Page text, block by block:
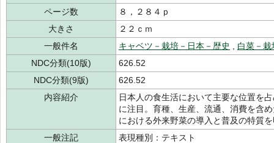
ページ数
８，２８４ｐ
大きさ
２２ｃｍ
一般件名
キャベツ－栽培－日本－歴史
白菜－
NDC分類(10版)
626.52
NDC分類(9版)
626.52
内容紹介
日本人の食生活において主要な位置を
に注目。育種、生産、流通、消費を含
における外来野菜の導入と普及の特質
一般注記
表現種別：テキスト